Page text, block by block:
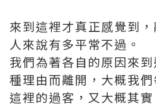
來到這裡才真正感覺到
人來說有多平常不過。
我們為著各自的原因來
種理由而離開，大概我
這裡的過客，又大概其